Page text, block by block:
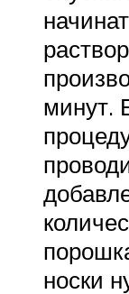
минут.
носки